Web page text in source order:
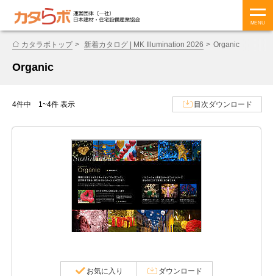
MENU
カタラボトップ 新着カタログ | MK Illumination 2026 Organic
Organic
4件中 1~4件 表示 目次ダウンロード
お気に入り ダウンロード